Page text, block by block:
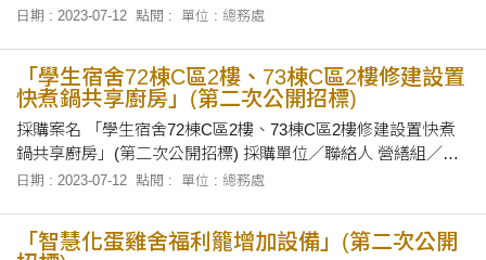
及地點 112年7月26日下午2時00分，在本校第一會議室當眾開
日期 : 2023-07-12 點閱 : 單位 : 總務處
「學生宿舍72棟C區2樓、73棟C區2樓修建設置
快煮鍋共享廚房」(第二次公開招標)
採購案名 「學生宿舍72棟C區2樓、73棟C區2樓修建設置快煮
鍋共享廚房」(第二次公開招標) 採購單位／聯絡人 營繕組／何
春岳先生／分機25409 開標日期及地點 112年7月19日上午10時
日期 : 2023-07-12 點閱 : 單位 : 總務處
「智慧化蛋雞舍福利籠增加設備」(第二次公開